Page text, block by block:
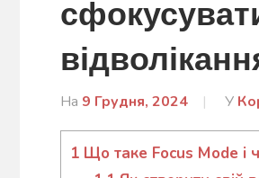
На 9 Грудня, 2024
Від
У
1 Що таке Focus Mode і